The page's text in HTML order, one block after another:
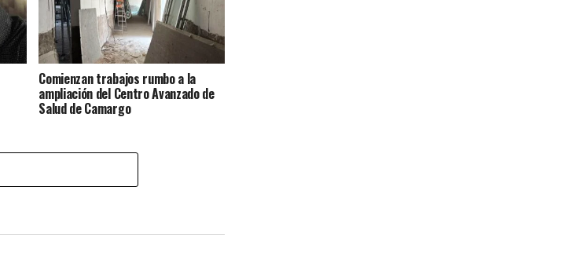
Comienzan trabajos rumbo a la
ampliación del Centro Avanzado de
Salud de Camargo